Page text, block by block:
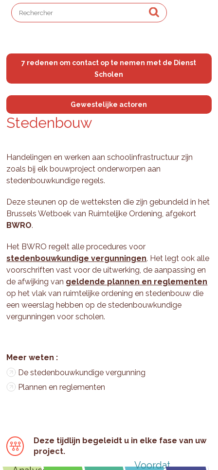
7 redenen om contact op te nemen met de Dienst
Scholen
Gewestelijke actoren
Ste­den­bouw
Handelingen en werken aan schoolinfrastructuur zijn
zoals bij elk bouwproject onderworpen aan
stedenbouwkundige regels.
Deze steunen op de wetteksten die zijn gebundeld in het
Brussels Wetboek van Ruimtelijke Ordening, afgekort
BWRO.
Het BWRO regelt alle procedures voor
stedenbouwkundige vergunningen. Het legt ook alle
voorschriften vast voor de uitwerking, de aanpassing en
de afwijking van geldende plannen en reglementen
op het vlak van ruimtelijke ordening en stedenbouw die
een weerslag hebben op de stedenbouwkundige
vergunningen voor scholen.
De stedenbouwkundige vergunning
Plannen en reglementen
Deze tijdlijn begeleidt u in elke fase van uw
project.
Voordat